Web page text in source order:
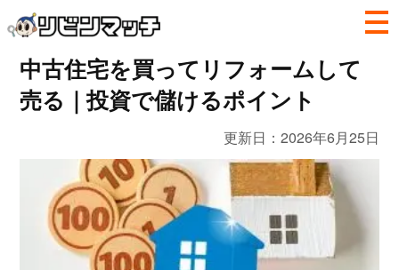
中古住宅を買ってリフォームして
売る｜投資で儲けるポイント
更新日：2026年6月25日